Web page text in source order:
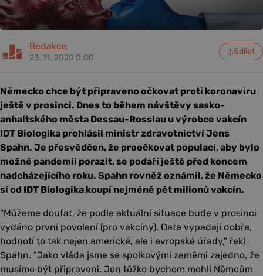
Redakce
23. 11. 2020 0:00
Sdílet
Německo chce být připraveno očkovat proti koronaviru
ještě v prosinci. Dnes to během návštěvy sasko-
anhaltského města Dessau-Rosslau u výrobce vakcín
IDT Biologika prohlásil ministr zdravotnictví Jens
Spahn. Je přesvědčen, že proočkovat populaci, aby bylo
možné pandemii porazit, se podaří ještě před koncem
nadcházejícího roku. Spahn rovněž oznámil, že Německo
si od IDT Biologika koupí nejméně pět milionů vakcín.
"Můžeme doufat, že podle aktuální situace bude v prosinci
vydáno první povolení (pro vakcíny). Data vypadají dobře,
hodnotí to tak nejen americké, ale i evropské úřady," řekl
Spahn. "Jako vláda jsme se spolkovými zeměmi zajedno, že
musíme být připraveni. Jen těžko bychom mohli Němcům